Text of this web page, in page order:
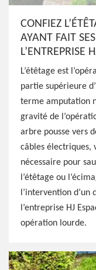
CONFIEZ
AYANT FAIT
L’ENTREPRISE
L’étêtage est
partie supérieure
terme amputation
gravité de
arbre pousse vers
câbles électriques,
nécessaire pour
l’étêtage ou
l’intervention
l’entreprise HJ
opération lourde.